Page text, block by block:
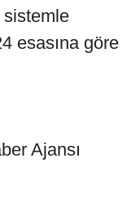
sistemle
esasına göre
Ajansı